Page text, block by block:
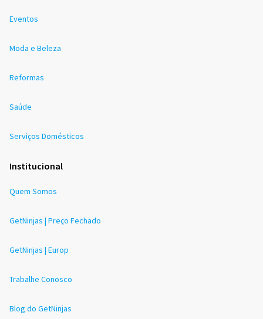
Eventos
Moda e Beleza
Reformas
Saúde
Serviços Domésticos
Institucional
Quem Somos
GetNinjas | Preço Fechado
GetNinjas | Europ
Trabalhe Conosco
Blog do GetNinjas